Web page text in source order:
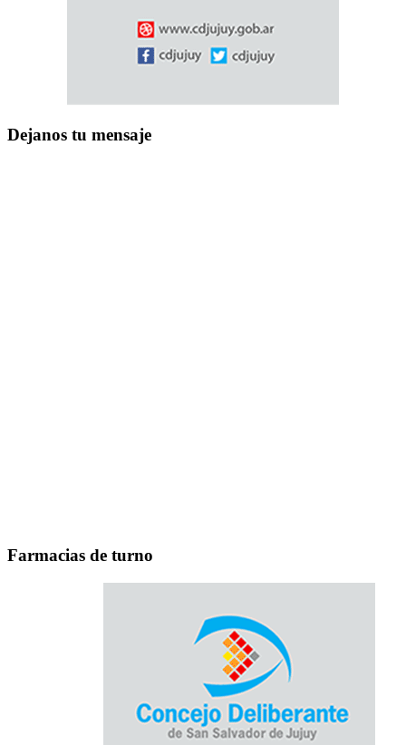
Dejanos tu mensaje
Farmacias de turno